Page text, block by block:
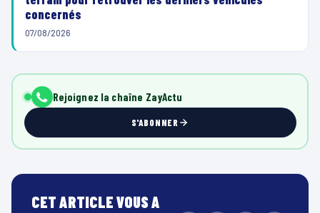
concernés
07/08/2026
Rejoignez la chaîne ZayActu
S'ABONNER
CET ARTICLE VOUS A